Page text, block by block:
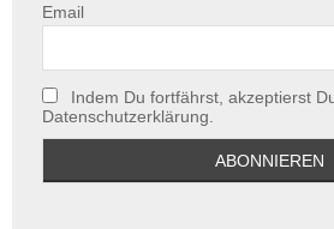
Email
Indem Du fortfährst, akzeptierst
Datenschutzerklärung.